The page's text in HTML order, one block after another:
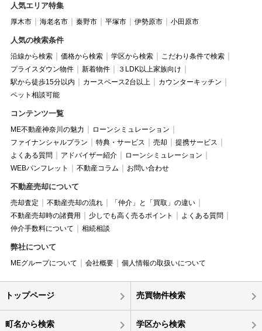
人気エリア特集
厚木市 海老名市 秦野市 平塚市 伊勢原市 小田原市
人気の検索条件
沿線から検索 価格から検索 学区から検索
こだわり条件で検索
プライスダウン物件
新着物件
３LDK以上家族向け
駅から徒歩15分以内
カースペース2台以上
カウンターキッチン
ペット相談可能
コンテンツ一覧
ME不動産神奈川の魅力
ローンシミュレーション
ファイナンシャルプラン
特典・サービス 売却
提携サービス
よくある質問
アドバイザー紹介
ローンシミュレーション
WEBパンフレット
不動産コラム お問い合わせ
不動産売却について
売却査定 不動産売却の流れ
「仲介」と「買取」の違い
不動産売却時の諸費用
少しでも高く売るポイント
よくある質問
仲介手数料について
相続相談
弊社について
MEグループについて 会社概要 個人情報の取扱いについて
トップページ 売買物件検索
町名から検索 学区から検索